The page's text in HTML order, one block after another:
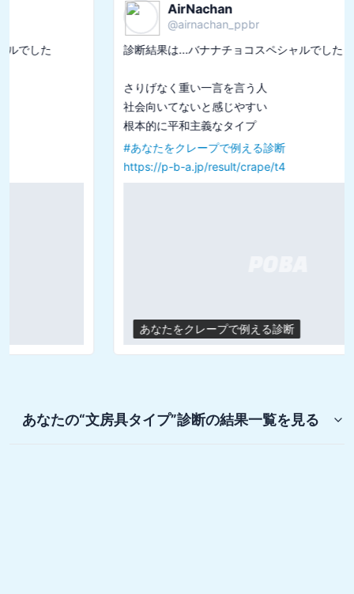
AirNachan
airnachan_ppbr
診断結果は...バナナチョコスペシャルでした
さりげなく重い一言を言う人
社会向いてないと感じやすい
根本的に平和主義なタイプ
あなたをクレープで例える診断
https://p-b-a.jp/result/crape/t4
あなたをクレープで例える診断
あなたの“文房具タイプ”診断の結果一覧を見る